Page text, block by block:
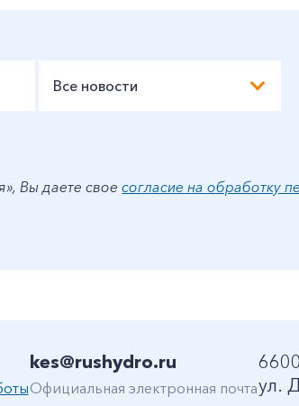
Все новости
Вы даете своесогласие на обработку
kes@rushydro.ru
Официальная электронная почтаул.